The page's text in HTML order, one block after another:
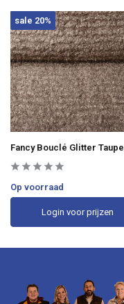
sale 20%
Fancy Bouclé Glitter Taupe
Op voorraad
Login voor prijzen